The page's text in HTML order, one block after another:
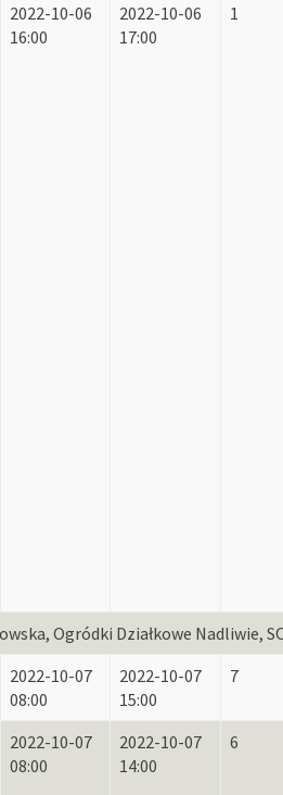
2022-10-06
16:00
2022-10-06
17:00
1
Ogródki Działkowe Nadliwie,
2022-10-07
08:00
2022-10-07
15:00
7
2022-10-07
08:00
2022-10-07
14:00
6